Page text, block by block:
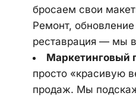
бросаем свои
Ремонт,
реставрация — мы
Маркетинговый
просто «красивую
продаж. Мы